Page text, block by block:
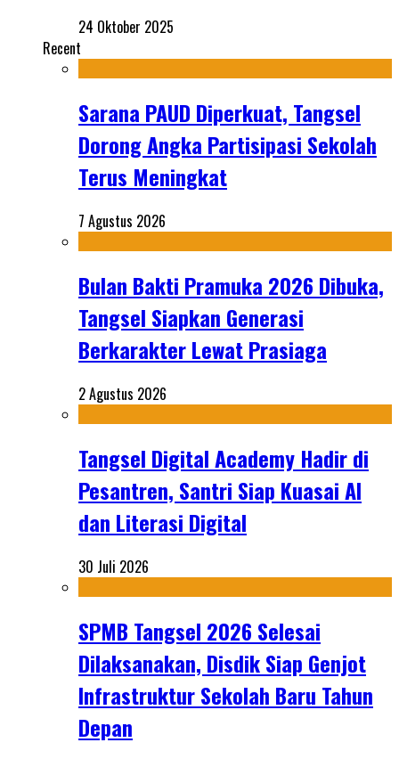
24 Oktober 2025
Recent
Sarana PAUD Diperkuat, Tangsel
Dorong Angka Partisipasi Sekolah
Terus Meningkat
7 Agustus 2026
Bulan Bakti Pramuka 2026 Dibuka,
Tangsel Siapkan Generasi
Berkarakter Lewat Prasiaga
2 Agustus 2026
Tangsel Digital Academy Hadir di
Pesantren, Santri Siap Kuasai AI
dan Literasi Digital
30 Juli 2026
SPMB Tangsel 2026 Selesai
Dilaksanakan, Disdik Siap Genjot
Infrastruktur Sekolah Baru Tahun
Depan